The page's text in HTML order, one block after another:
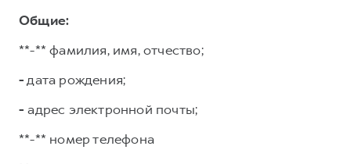
Общие:
**-** фамилия, имя, отчество;
-дата рождения;
- адрес электронной почты;
**-** номер телефона